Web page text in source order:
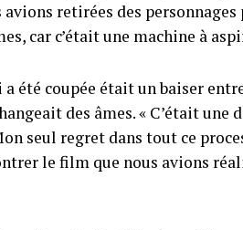
avions retirées des
car c’était une machine à
a été coupée était un baiser
des âmes. « C’était une
seul regret dans tout ce
le film que nous avions